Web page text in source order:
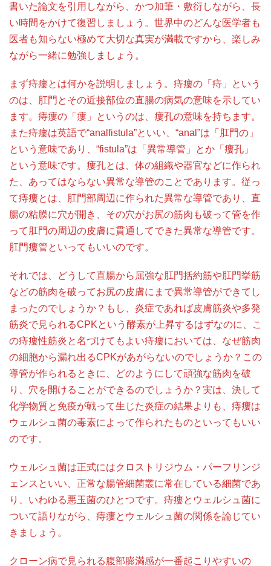
書いた論文を引用しながら、かつ加筆・敷衍しながら、長
い時間をかけて復習しましょう。世界中のどんな医学者も
医者も知らない極めて大切な真実が満載ですから、楽しみ
ながら一緒に勉強しましょう。
まず痔瘻とは何かを説明しましょう。痔瘻の「痔」という
のは、肛門とその近接部位の直腸の病気の意味を示してい
ます。痔瘻の「瘻」というのは、瘻孔の意味を持ちます。
また痔瘻は英語で“analfistula”といい、“anal”は「肛門の」
という意味であり、“fistula”は「異常導管」とか「瘻孔」
という意味です。瘻孔とは、体の組織や器官などに作られ
た、あってはならない異常な導管のことであります。従っ
て痔瘻とは、肛門部周辺に作られた異常な導管であり、直
腸の粘膜に穴が開き、その穴がお尻の筋肉も破って管を作
って肛門の周辺の皮膚に貫通してできた異常な導管です。
肛門瘻管といってもいいのです。
それでは、どうして直腸から屈強な肛門括約筋や肛門挙筋
などの筋肉を破ってお尻の皮膚にまで異常導管ができてし
まったのでしょうか？もし、炎症であれば皮膚筋炎や多発
筋炎で見られるCPKという酵素が上昇するはずなのに、こ
の痔瘻性筋炎と名づけてもよい痔瘻においては、なぜ筋肉
の細胞から漏れ出るCPKがあがらないのでしょうか？この
導管が作られるときに、どのようにして頑強な筋肉を破
り、穴を開けることができるのでしょうか？実は、決して
化学物質と免疫が戦って生じた炎症の結果よりも、痔瘻は
ウェルシュ菌の毒素によって作られたものといってもいい
のです。
ウェルシュ菌は正式にはクロストリジウム・パーフリンジ
ェンスといい、正常な腸管細菌叢に常在している細菌であ
り、いわゆる悪玉菌のひとつです。痔瘻とウェルシュ菌に
ついて語りながら、痔瘻とウェルシュ菌の関係を論じてい
きましょう。
クローン病で見られる腹部膨満感が一番起こりやすいの